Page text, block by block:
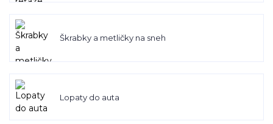
Škrabky a metličky na sneh
Lopaty do auta